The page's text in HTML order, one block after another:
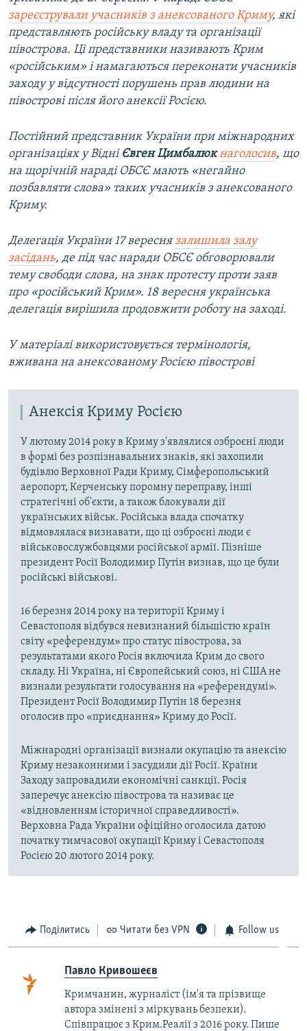
зареєстрували учасників з анексованого Криму, які
представляють російську владу та організації
півострова. Ці представники називають Крим
«російським» і намагаються переконати учасників
заходу у відсутності порушень прав людини на
півострові після його анексії Росією.
Постійний представник України при міжнародних
організаціях у Відні Євген Цимбалюк наголосив, що
на щорічній нараді ОБСЄ мають «негайно
позбавляти слова» таких учасників з анексованого
Криму.
Делегація України 17 вереснязалишила залу
засідань, де під час наради ОБСЄ обговорювали
тему свободи слова, на знак протесту проти заяв
про «російський Крим». 18 вересня українська
делегація вирішила продовжити роботу на заході.
У матеріалі використовується термінологія,
вживана на анексованому Росією півострові
Анексія Криму Росією
У лютому 2014 року в Криму з'являлися озброєні люди
в формі без розпізнавальних знаків, які захопили
будівлю Верховної Ради Криму, Сімферопольський
аеропорт, Керченську поромну переправу, інші
стратегічні об'єкти, а також блокували дії
українських військ. Російська влада спочатку
відмовлялася визнавати, що ці озброєні люди є
військовослужбовцями російської армії. Пізніше
президент Росії Володимир Путін визнав, що це були
російські військові.
16 березня 2014 року на території Криму і
Севастополя відбувся невизнаний більшістю країн
світу «референдум» про статус півострова, за
результатами якого Росія включила Крим до свого
складу. Ні Україна, ні Європейський союз, ні США не
визнали результати голосування на «референдумі».
Президент Росії Володимир Путін 18 березня
оголосив про «приєднання» Криму до Росії.
Міжнародні організації визнали окупацію та анексію
Криму незаконними і засудили дії Росії. Країни
Заходу запровадили економічні санкції. Росія
заперечує анексію півострова та називає це
«відновленням історичної справедливості».
Верховна Рада України офіційно оголосила датою
початку тимчасової окупації Криму і Севастополя
Росією 20 лютого 2014 року.
Поділитись Читати без VPN Follow us
Павло Кривошеєв
Кримчанин, журналіст (ім'я та прізвище
автора змінені з міркувань безпеки).
Співпрацює з Крим.Реалії з 2016 року. Пише